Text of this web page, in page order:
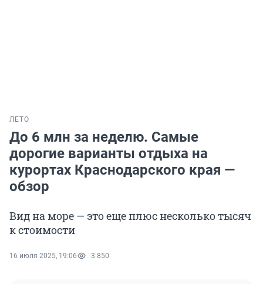
ЛЕТО
До 6 млн за неделю. Самые
дорогие варианты отдыха на
курортах Краснодарского края —
обзор
Вид на море — это еще плюс несколько тысяч
к стоимости
16 июля 2025, 19:06 3 850